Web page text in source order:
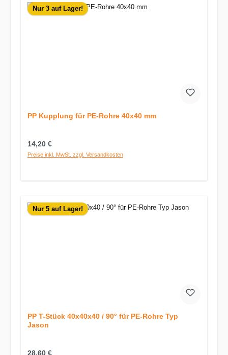
Nur 3 auf Lager!
PP Kupplung für PE-Rohre 40x40 mm
Regulärer Preis:
14,20 €
Preise inkl. MwSt. zzgl. Versandkosten
Nur 5 auf Lager!
PP T-Stück 40x40x40 / 90° für PE-Rohre Typ
Jason
Regulärer Preis:
28,60 €